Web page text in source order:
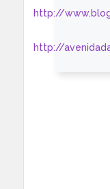
http://
http://